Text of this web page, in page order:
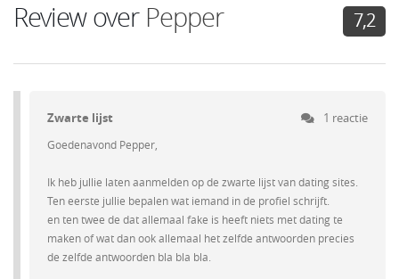
Review over Pepper 7,2
Zwarte lijst 1 reactie
Goedenavond Pepper,
Ik heb jullie laten aanmelden op de zwarte lijst van dating sites.
Ten eerste jullie bepalen wat iemand in de profiel schrijft.
en ten twee de dat allemaal fake is heeft niets met dating te
maken of wat dan ook allemaal het zelfde antwoorden precies
de zelfde antwoorden bla bla bla.